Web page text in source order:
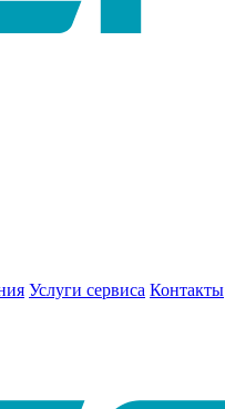
Услуги сервиса Контакты